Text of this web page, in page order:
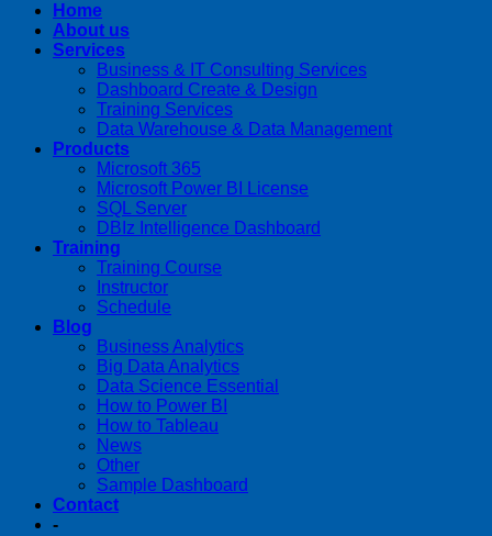
Home
About us
Services
Business & IT Consulting Services
Dashboard Create & Design
Training Services
Data Warehouse & Data Management
Products
Microsoft 365
Microsoft Power BI License
SQL Server
DBIz Intelligence Dashboard
Training
Training Course
Instructor
Schedule
Blog
Business Analytics
Big Data Analytics
Data Science Essential
How to Power BI
How to Tableau
News
Other
Sample Dashboard
Contact
-